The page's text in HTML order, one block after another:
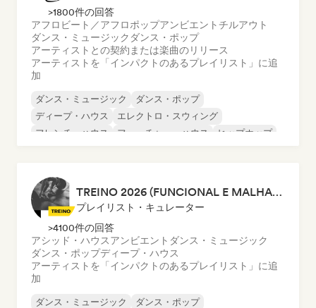
>1800件の回答
アフロビート／アフロポップアンビエント チルアウト
ダンス・ミュージック ダンス・ポップ
アーティストとの契約または楽曲のリリース
アーティストを「インパクトのあるプレイリスト」に追
加
ダンス・ミュージック
ダンス・ポップ
ディープ・ハウス
エレクトロ・スウィング
フレンチ・ハウス
フューチャー・ハウス
ヒップホップ
TREINO 2026 (FUNCIONAL E MALHAÇÃO)
プレイリスト・キュレーター
>4100件の回答
アシッド・ハウスアンビエント ダンス・ミュージック
ダンス・ポップディープ・ハウス
アーティストを「インパクトのあるプレイリスト」に追
加
ダンス・ミュージック
ダンス・ポップ